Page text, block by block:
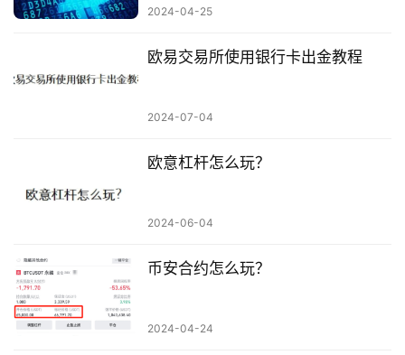
2024-04-25
欧易交易所使用银行卡出金教程
2024-07-04
欧意杠杆怎么玩？
2024-06-04
币安合约怎么玩？
2024-04-24